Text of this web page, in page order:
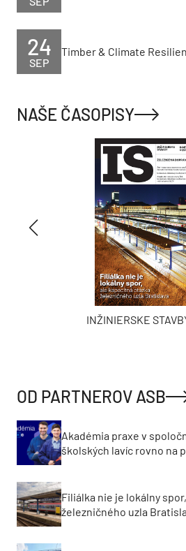
SEP
24 Timber & Climate
NAŠE ČASOPISY
INŽINIERSKE
OD PARTNEROV ASB
Akadémia praxe v
školských lavíc rovno na
Filiálka nie je lokálny
železničného uzla